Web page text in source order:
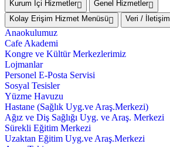
Kurum İçi Hizmetler
Genel Hizmetler
Kolay Erişim Hizmet Menüsü
Veri / İletişim
Anaokulumuz
Cafe Akademi
Kongre ve Kültür Merkezlerimiz
Lojmanlar
Personel E-Posta Servisi
Sosyal Tesisler
Yüzme Havuzu
Hastane (Sağlık Uyg.ve Araş.Merkezi)
Ağız ve Diş Sağlığı Uyg. ve Araş. Merkezi
Sürekli Eğitim Merkezi
Uzaktan Eğitim Uyg.ve Araş.Merkezi